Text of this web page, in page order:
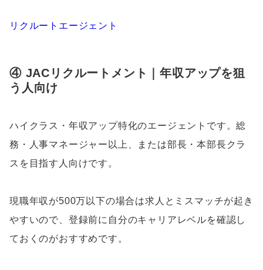
リクルートエージェント
④ JACリクルートメント｜年収アップを狙
う人向け
ハイクラス・年収アップ特化のエージェントです。総
務・人事マネージャー以上、または部長・本部長クラ
スを目指す人向けです。
現職年収が500万以下の場合は求人とミスマッチが起き
やすいので、登録前に自分のキャリアレベルを確認し
ておくのがおすすめです。